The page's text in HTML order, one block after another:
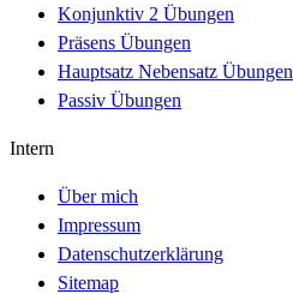
Konjunktiv 2 Übungen
Präsens Übungen
Hauptsatz Nebensatz Übungen
Passiv Übungen
Intern
Über mich
Impressum
Datenschutzerklärung
Sitemap